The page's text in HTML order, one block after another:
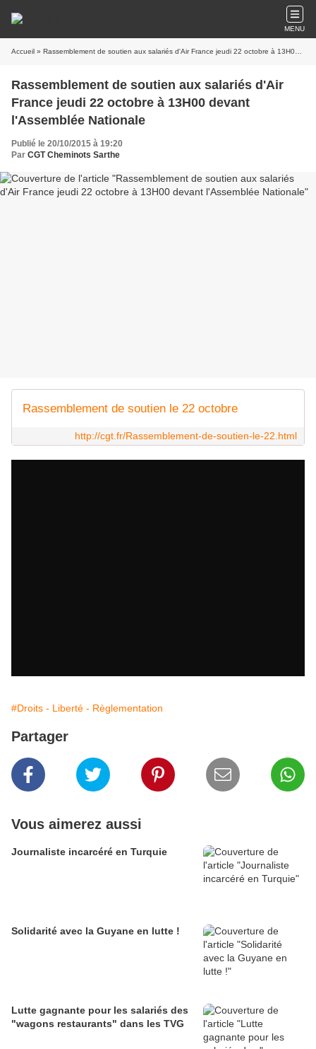
MENU
Accueil » Rassemblement de soutien aux salariés d'Air France jeudi 22 octobre à 13H00 devant l'Assemblée Nationale
Rassemblement de soutien aux salariés d'Air
France jeudi 22 octobre à 13H00 devant
l'Assemblée Nationale
Publié le 20/10/2015 à 19:20
Par CGT Cheminots Sarthe
Rassemblement de soutien le 22 octobre
http://cgt.fr/Rassemblement-de-soutien-le-22.html
#Droits - Liberté - Règlementation
Partager
Vous aimerez aussi
Journaliste incarcéré en Turquie
Solidarité avec la Guyane en lutte !
Lutte gagnante pour les salariés des
"wagons restaurants" dans les TVG